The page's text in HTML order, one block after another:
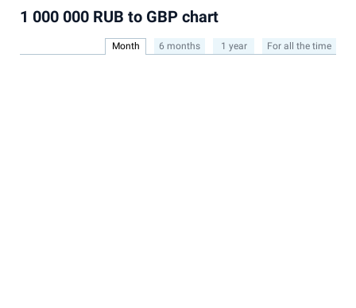
1 000 000 RUB to GBP chart
Month 6 months 1 year For all the time